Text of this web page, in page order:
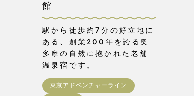
館
駅から徒歩約7分の好立地に
ある、創業200年を誇る奥
多摩の自然に抱かれた老舗
温泉宿です。
東京アドベンチャーライン